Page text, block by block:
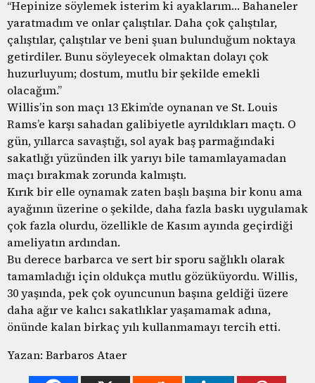
“Hepinize söylemek isterim ki ayaklarım… Bahaneler
yaratmadım ve onlar çalıştılar. Daha çok çalıştılar,
çalıştılar, çalıştılar ve beni şuan bulunduğum noktaya
getirdiler. Bunu söyleyecek olmaktan dolayı çok
huzurluyum; dostum, mutlu bir şekilde emekli
olacağım.”
Willis’in son maçı 13 Ekim’de oynanan ve St. Louis
Rams’e karşı sahadan galibiyetle ayrıldıkları maçtı. O
gün, yıllarca savaştığı, sol ayak baş parmağındaki
sakatlığı yüzünden ilk yarıyı bile tamamlayamadan
maçı bırakmak zorunda kalmıştı.
Kırık bir elle oynamak zaten başlı başına bir konu ama
ayağının üzerine o şekilde, daha fazla baskı uygulamak
çok fazla olurdu, özellikle de Kasım ayında geçirdiği
ameliyatın ardından.
Bu derece barbarca ve sert bir sporu sağlıklı olarak
tamamladığı için oldukça mutlu gözüküyordu. Willis,
30 yaşında, pek çok oyuncunun başına geldiği üzere
daha ağır ve kalıcı sakatlıklar yaşamamak adına,
önünde kalan birkaç yılı kullanmamayı tercih etti.
Yazan: Barbaros Ataer